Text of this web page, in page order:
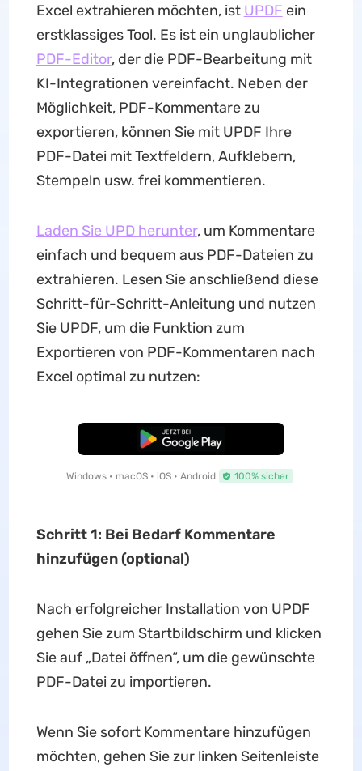
Excel extrahieren möchten, ist UPDF ein
erstklassiges Tool. Es ist ein unglaublicher
PDF-Editor, der die PDF-Bearbeitung mit
KI-Integrationen vereinfacht. Neben der
Möglichkeit, PDF-Kommentare zu
exportieren, können Sie mit UPDF Ihre
PDF-Datei mit Textfeldern, Aufklebern,
Stempeln usw. frei kommentieren.
Laden Sie UPD herunter, um Kommentare
einfach und bequem aus PDF-Dateien zu
extrahieren. Lesen Sie anschließend diese
Schritt-für-Schritt-Anleitung und nutzen
Sie UPDF, um die Funktion zum
Exportieren von PDF-Kommentaren nach
Excel optimal zu nutzen:
Kostenloser Download
Windows • macOS • iOS • Android 100% sicher
Schritt 1: Bei Bedarf Kommentare
hinzufügen (optional)
Nach erfolgreicher Installation von UPDF
gehen Sie zum Startbildschirm und klicken
Sie auf „Datei öffnen“, um die gewünschte
PDF-Datei zu importieren.
Wenn Sie sofort Kommentare hinzufügen
möchten, gehen Sie zur linken Seitenleiste